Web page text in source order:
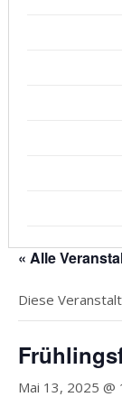
« Alle
Diese
Mai 13, 2025 @